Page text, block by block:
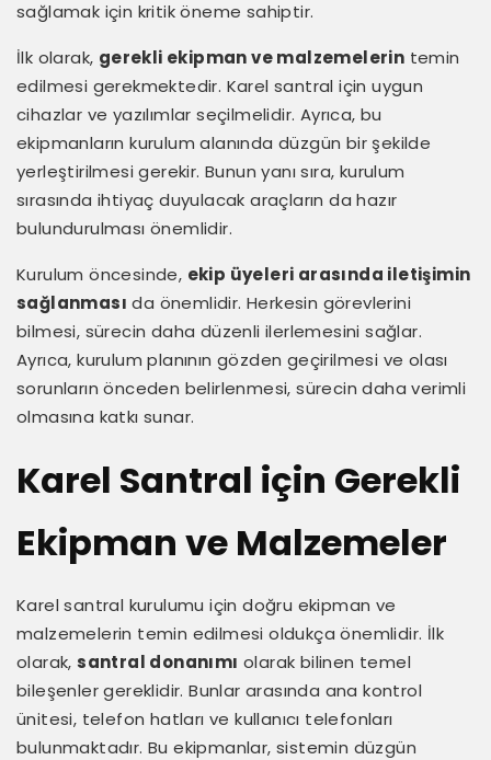
sağlamak için kritik öneme sahiptir.
İlk olarak, gerekli ekipman ve malzemelerin temin
edilmesi gerekmektedir. Karel santral için uygun
cihazlar ve yazılımlar seçilmelidir. Ayrıca, bu
ekipmanların kurulum alanında düzgün bir şekilde
yerleştirilmesi gerekir. Bunun yanı sıra, kurulum
sırasında ihtiyaç duyulacak araçların da hazır
bulundurulması önemlidir.
Kurulum öncesinde, ekip üyeleri arasında iletişimin
sağlanması da önemlidir. Herkesin görevlerini
bilmesi, sürecin daha düzenli ilerlemesini sağlar.
Ayrıca, kurulum planının gözden geçirilmesi ve olası
sorunların önceden belirlenmesi, sürecin daha verimli
olmasına katkı sunar.
Karel Santral için Gerekli
Ekipman ve Malzemeler
Karel santral kurulumu için doğru ekipman ve
malzemelerin temin edilmesi oldukça önemlidir. İlk
olarak, santral donanımı olarak bilinen temel
bileşenler gereklidir. Bunlar arasında ana kontrol
ünitesi, telefon hatları ve kullanıcı telefonları
bulunmaktadır. Bu ekipmanlar, sistemin düzgün